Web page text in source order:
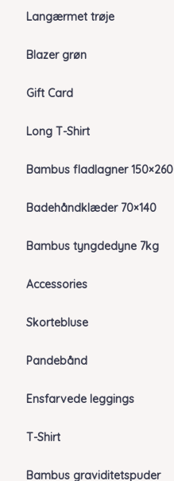
Langærmet trøje
Blazer grøn
Gift Card
Long T-Shirt
Bambus fladlagner 150×260
Badehåndklæder 70×140
Bambus tyngdedyne 7kg
Accessories
Skortebluse
Pandebånd
Ensfarvede leggings
T-Shirt
Bambus graviditetspuder